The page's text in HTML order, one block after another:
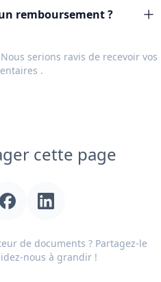
remboursement ?
serions ravis de recevoir vos
.
cette page
de documents ? Partagez-le
nous à grandir !